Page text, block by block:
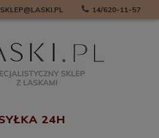
14/620-11-57
SKLEP@LASKI.PL